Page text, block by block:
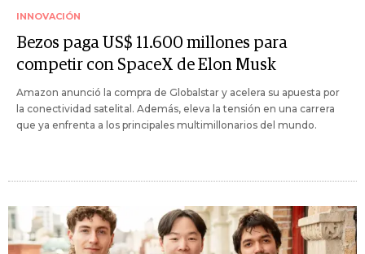
INNOVACIÓN
Bezos paga US$ 11.600 millones para
competir con SpaceX de Elon Musk
Amazon anunció la compra de Globalstar y acelera su apuesta por
la conectividad satelital. Además, eleva la tensión en una carrera
que ya enfrenta a los principales multimillonarios del mundo.